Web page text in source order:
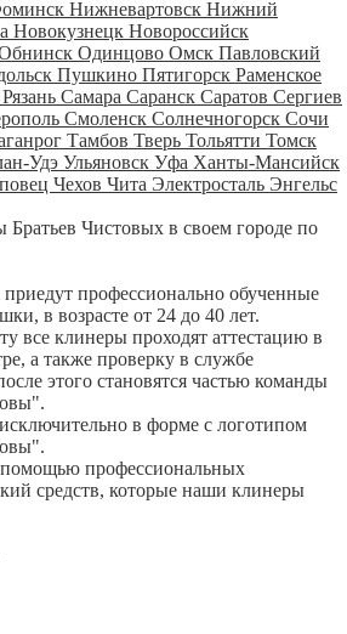
Нижневартовск Нижний
Новокузнецк Новороссийск
Одинцово Омск Павловский
Пушкино Пятигорск Раменское
Рязань Самара Саранск Саратов Сергиев
Смоленск Солнечногорск Сочи
Тамбов Тверь Тольятти Томск
Удэ Ульяновск Уфа Ханты-Мансийск
Чехов Чита Электросталь Энгельс
Чистовых в своем городе по
профессионально обученные
в возрасте от 24 до 40 лет.
все клинеры проходят аттестацию в
а также проверку в службе
этого становятся частью команды
в форме с логотипом
помощью профессиональных
средств, которые наши клинеры